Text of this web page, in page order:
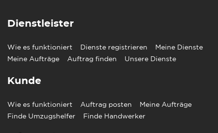
Dienstleister
Wie es funktioniert Dienste registrieren
Meine Dienste
Meine Aufträge
Auftrag finden Unsere Dienste
Kunde
Wie es funktioniert Auftrag posten
Meine Aufträge
Finde Umzugshelfer
Finde Handwerker